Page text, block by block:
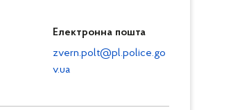
Електронна пошта
zvern.polt@pl.police.go
v.ua